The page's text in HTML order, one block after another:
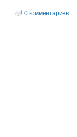
0 комментариев